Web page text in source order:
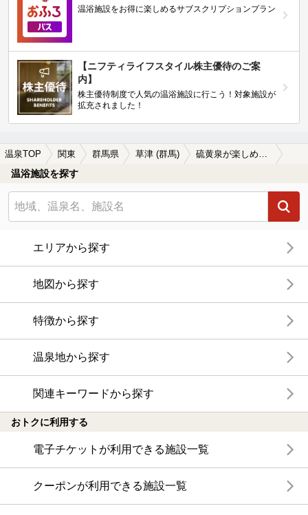
温浴施設をお得に楽しめるサブスクリプションプラン
【ニフティライフスタイル株主優待のご案
内】
株主優待制度で人気の温浴施設に行こう！対象施設が
拡充されました！
温泉TOP 関東 群馬県 草津 (群馬) 硫黄泉が楽しめる草津 (群馬)の温泉、日帰り温泉、スーパー銭湯おすすめ
温浴施設を探す
エリアから探す
地図から探す
特徴から探す
温泉地から探す
関連キーワードから探す
おトクに利用する
電子チケットが利用できる施設一覧
クーポンが利用できる施設一覧